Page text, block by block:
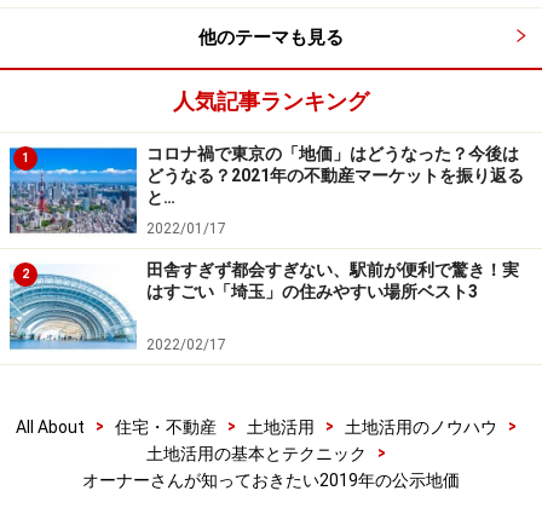
地価の上昇から見る「賃貸住宅市場」と
「不動産の売却」
地価の上昇は、すなわち不動産の需要が高まったこと
なります。この状況は、土地活用などの不動産投資ブー
ムとも合致しており、新しく高品質な賃貸物件が次々と
市場に供給されてきているということを意味します。既
存のオーナーさんには、入居者獲得の為の更なる対策が
求められるでしょう。
また、リノベーション・大規模修繕を予定されている方
や、土地活用を考えている方は、詳細なマーケティング
どのようなコンセプトでリノベーションをするのか、ど
のような方針で管理していくかについては、今後の経営
他のテーマも見る
人気記事ランキング
1
コロナ禍で東京の「地価」はどうなった？今後は
どうなる？2021年の不動産マーケットを振り返る
と…
2022/01/17
2
田舎すぎず都会すぎない、駅前が便利で驚き！実
はすごい「埼玉」の住みやすい場所ベスト3
2022/02/17
All About > 住宅・不動産 > 土地活用 > 土地活用のノウハウ
>
土地活用の基本とテクニック
>
オーナーさんが知っておきたい2019年の公示地価